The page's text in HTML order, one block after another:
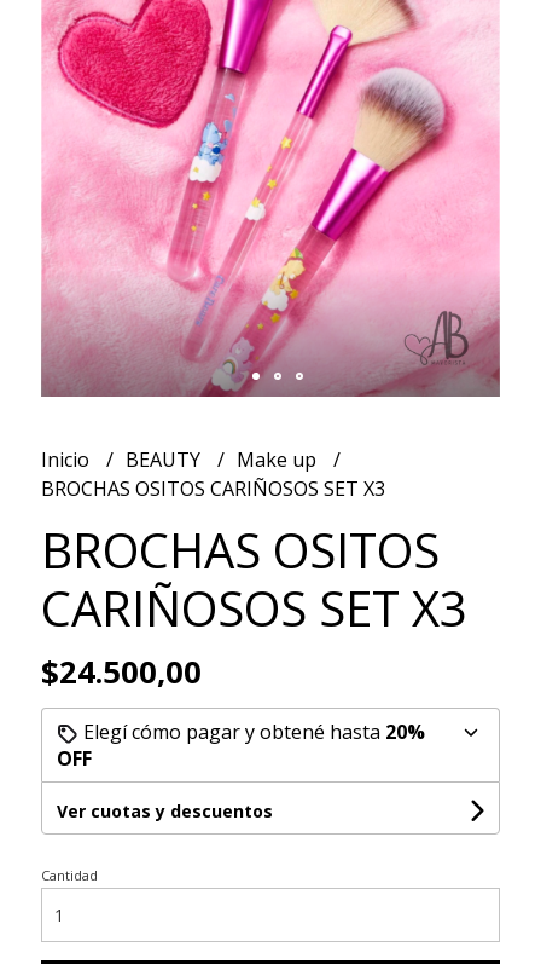
Inicio BEAUTY
Make up
BROCHAS OSITOS CARIÑOSOS SET X3
BROCHAS OSITOS
CARIÑOSOS SET X3
$24.500,00
Elegí cómo pagar y obtené hasta 20%
OFF
Ver cuotas y descuentos
Cantidad